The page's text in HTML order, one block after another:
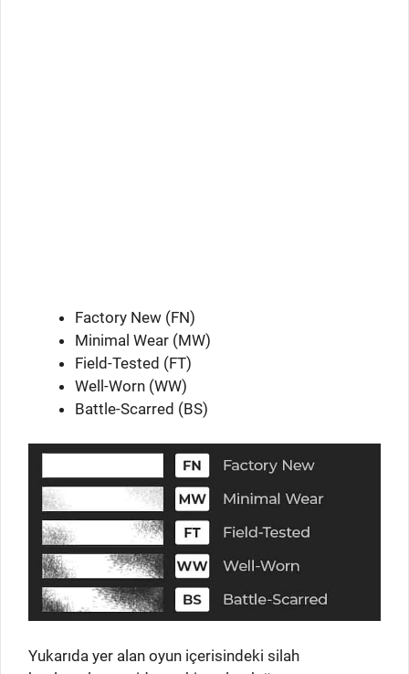
Factory New (FN)
Minimal Wear (MW)
Field-Tested (FT)
Well-Worn (WW)
Battle-Scarred (BS)
Yukarıda yer alan oyun içerisindeki silah